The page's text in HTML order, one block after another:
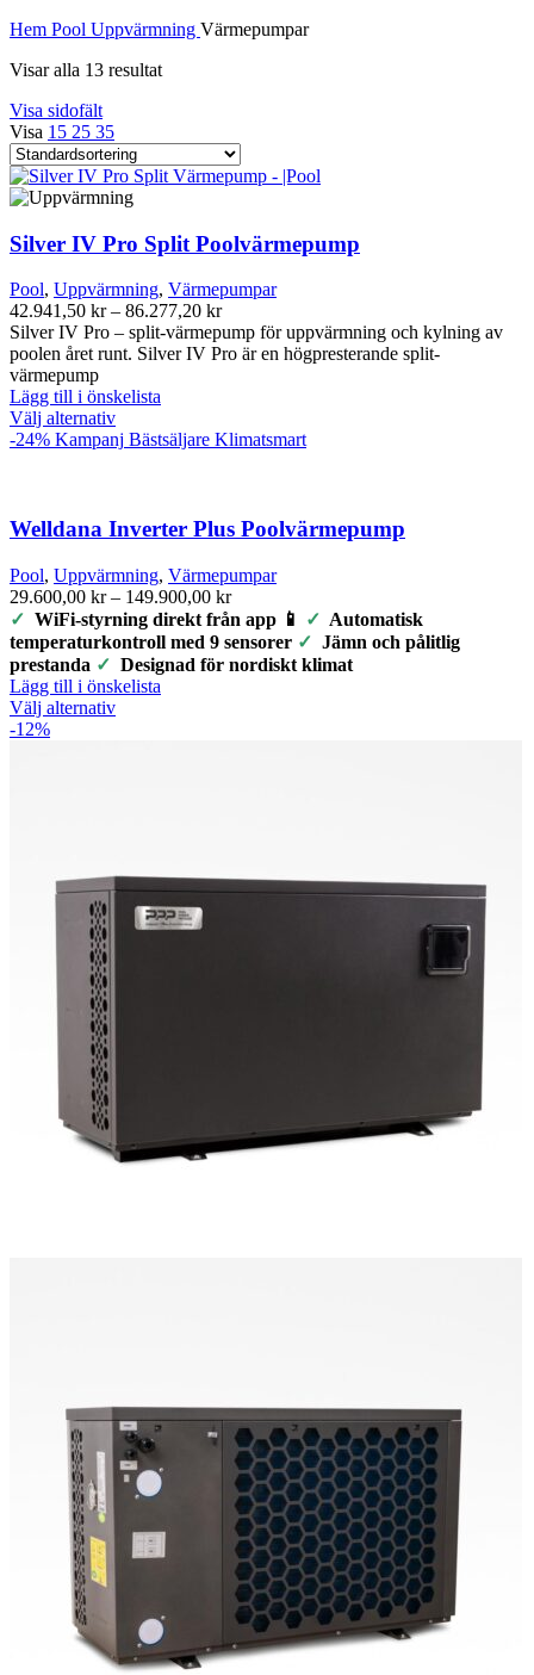
Hem Pool Uppvärmning Värmepumpar
Visar alla 13 resultat
Visa sidofält
Visa 15 25 35
Silver IV Pro Split Poolvärmepump
Pool, Uppvärmning, Värmepumpar
42.941,50 kr – 86.277,20 krPrisintervall:
42.941,50 kr
till
Silver IV Pro – split-värmepump för uppvärmning och kylning av
poolen året runt. Silver IV Pro är en högpresterande split-
värmepump
Lägg till i önskelista
Välj alternativDen
här
varianter.
De
olika
alternativen
kan
väljas
på
produktsidan
-24% Kampanj Bästsäljare Klimatsmart
Welldana Inverter Plus Poolvärmepump
Pool, Uppvärmning, Värmepumpar
29.600,00 kr – 149.900,00 krPrisintervall:
29.600,00 kr
till
149.900,00 kr
✓ WiFi-styrning direkt från app 📱 ✓ Automatisk
temperaturkontroll med 9 sensorer ✓ Jämn och pålitlig
prestanda ✓ Designad för nordiskt klimat
Lägg till i önskelista
Välj alternativDen
alternativen
kan
väljas
-12%